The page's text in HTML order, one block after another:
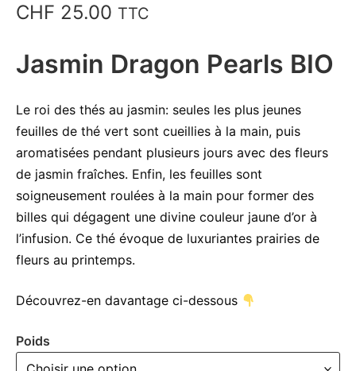
CHF 25.00 TTC
Jasmin Dragon Pearls BIO
Le roi des thés au jasmin: seules les plus jeunes
feuilles de thé vert sont cueillies à la main, puis
aromatisées pendant plusieurs jours avec des fleurs
de jasmin fraîches. Enfin, les feuilles sont
soigneusement roulées à la main pour former des
billes qui dégagent une divine couleur jaune d’or à
l’infusion. Ce thé évoque de luxuriantes prairies de
fleurs au printemps.
Découvrez-en davantage ci-dessous
Poids